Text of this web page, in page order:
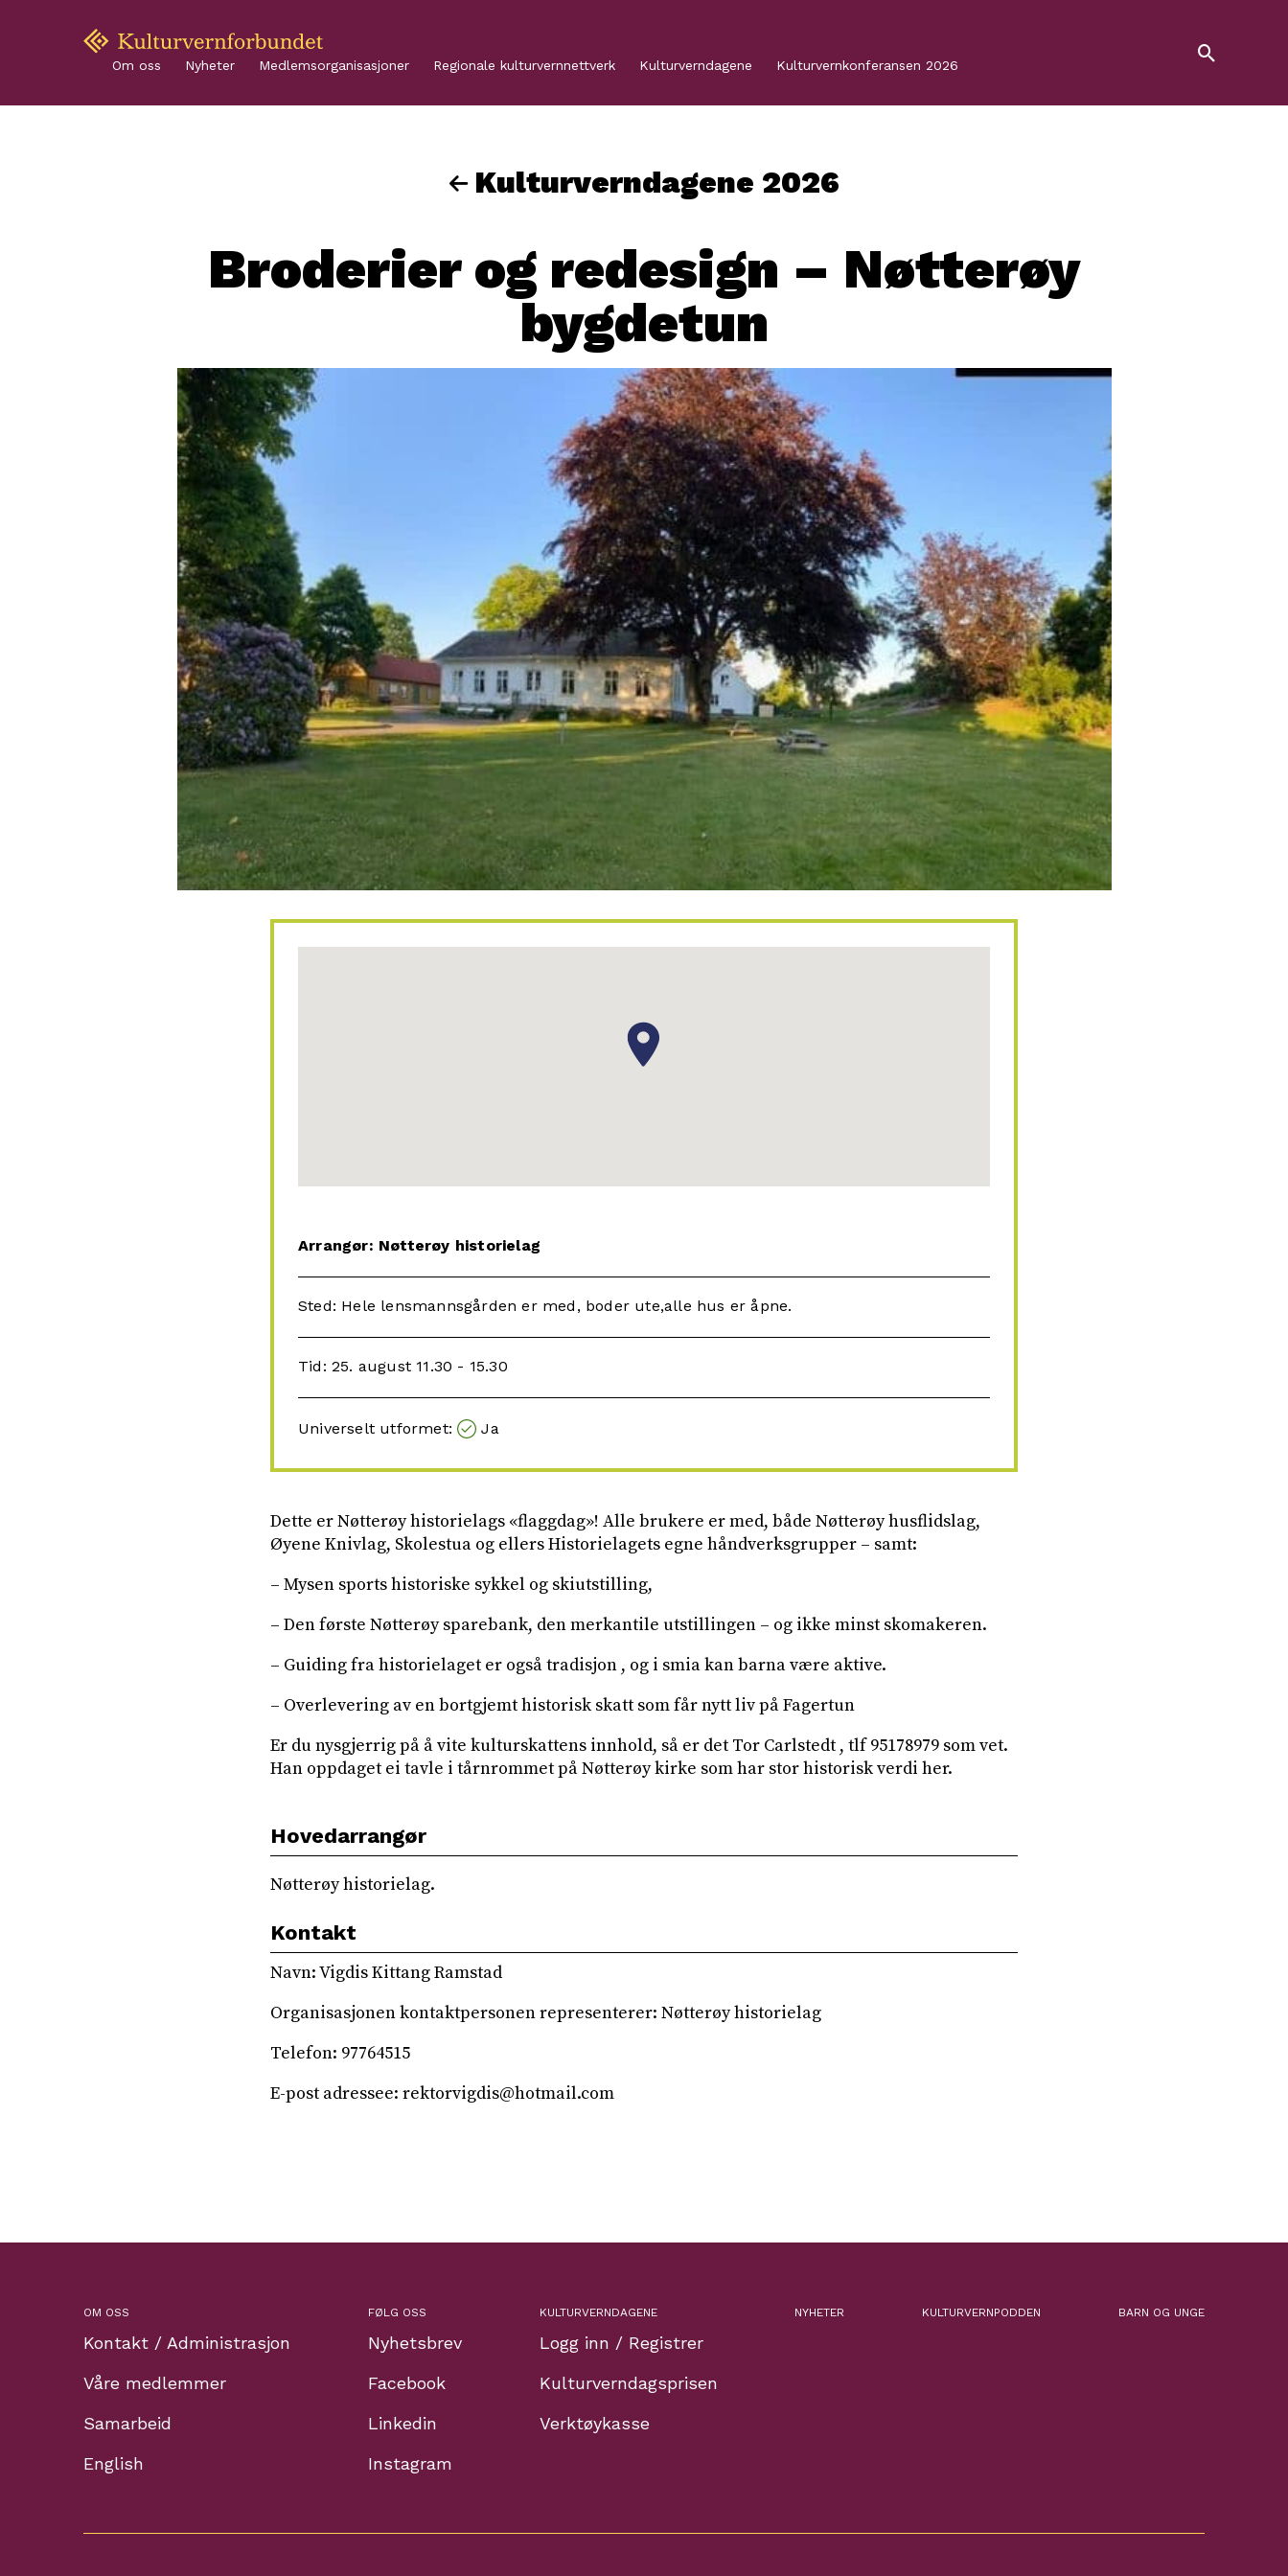
Om oss Nyheter Medlemsorganisasjoner Regionale kulturvernnettverk Kulturverndagene Kulturvernkonferansen 2026
Kulturverndagene 2026
Broderier og redesign – Nøtterøy
bygdetun
Arrangør: Nøtterøy historielag
Sted: Hele lensmannsgården er med, boder ute,alle hus er åpne.
Tid: 25. august 11.30 - 15.30
Universelt utformet: Ja
Dette er Nøtterøy historielags «flaggdag»! Alle brukere er med, både Nøtterøy husflidslag,
Øyene Knivlag, Skolestua og ellers Historielagets egne håndverksgrupper – samt:
– Mysen sports historiske sykkel og skiutstilling,
– Den første Nøtterøy sparebank, den merkantile utstillingen – og ikke minst skomakeren.
– Guiding fra historielaget er også tradisjon , og i smia kan barna være aktive.
– Overlevering av en bortgjemt historisk skatt som får nytt liv på Fagertun
Er du nysgjerrig på å vite kulturskattens innhold, så er det Tor Carlstedt , tlf 95178979 som vet.
Han oppdaget ei tavle i tårnrommet på Nøtterøy kirke som har stor historisk verdi her.
Hovedarrangør
Nøtterøy historielag.
Kontakt
Navn: Vigdis Kittang Ramstad
Organisasjonen kontaktpersonen representerer: Nøtterøy historielag
Telefon: 97764515
E-post adressee: rektorvigdis@hotmail.com
OM OSS
Kontakt / Administrasjon
Våre medlemmer
Samarbeid
English
FØLG OSS
Nyhetsbrev
Facebook
Linkedin
Instagram
KULTURVERNDAGENE
Logg inn / Registrer
Kulturverndagsprisen
Verktøykasse
NYHETER KULTURVERNPODDEN BARN OG UNGE